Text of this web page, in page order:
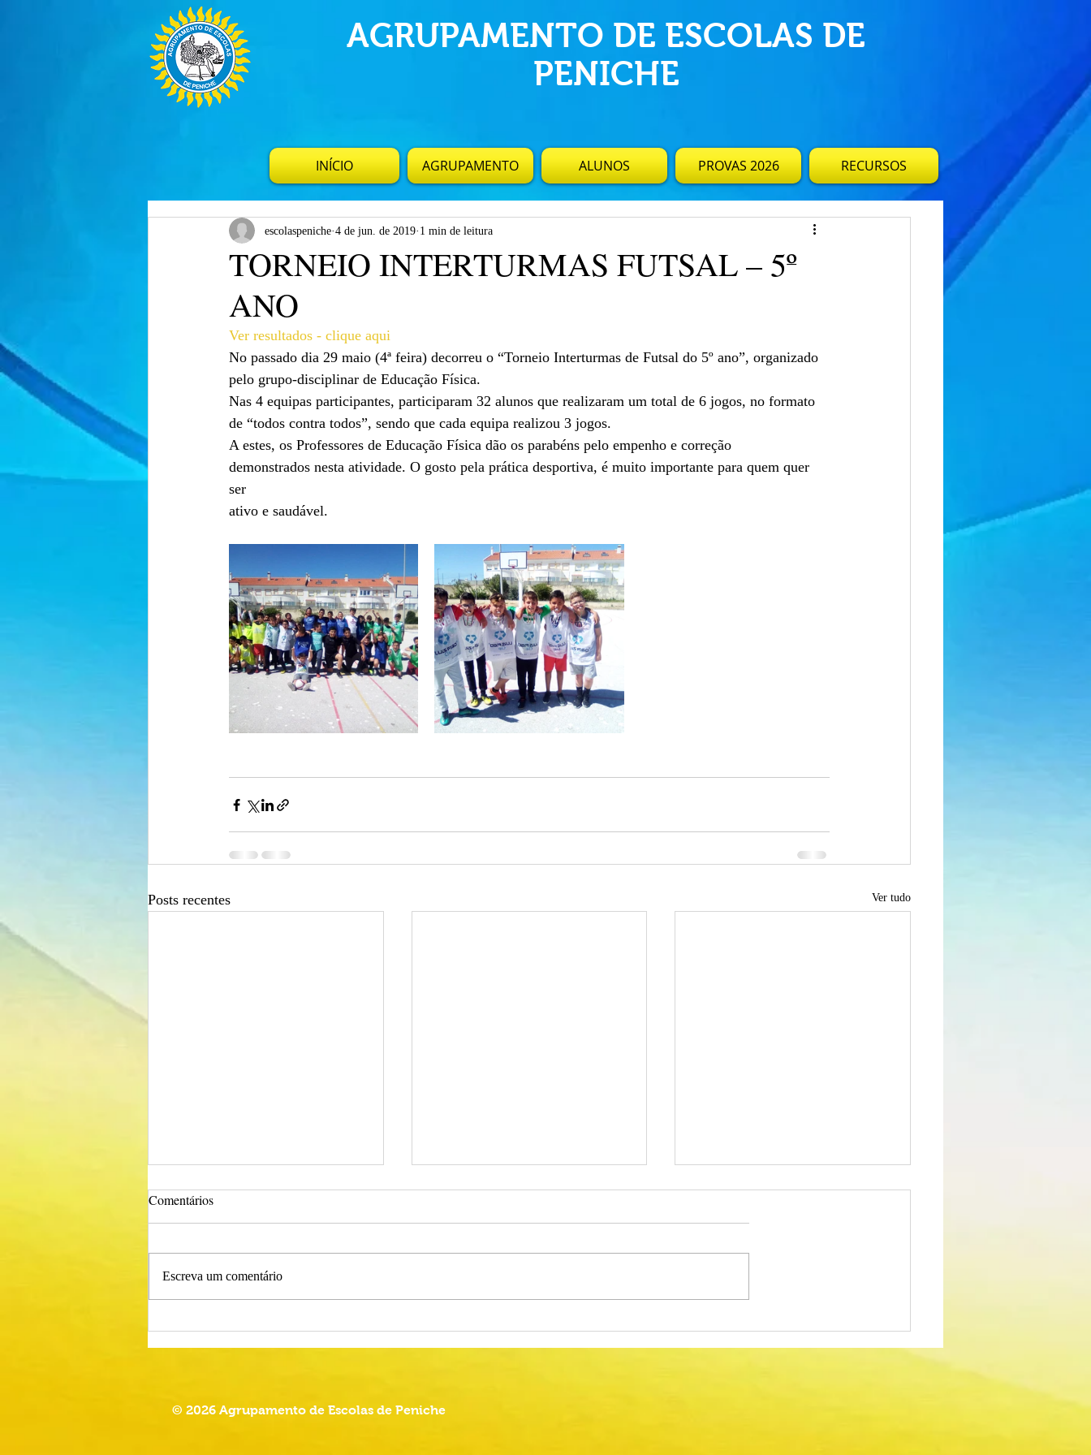
AGRUPAMENTO DE ESCOLAS DE
PENICHE
INÍCIO AGRUPAMENTO ALUNOS PROVAS 2026 RECURSOS
TORNEIO INTERTURMAS FUTSAL – 5º
ANO
escolaspeniche 4 de jun. de 2019 1 min de leitura
Ver resultados - clique aqui
No passado dia 29 maio (4ª feira) decorreu o “Torneio Interturmas de Futsal do 5º ano”, organizado
pelo grupo-disciplinar de Educação Física.
Nas 4 equipas participantes, participaram 32 alunos que realizaram um total de 6 jogos, no formato
de “todos contra todos”, sendo que cada equipa realizou 3 jogos.
A estes, os Professores de Educação Física dão os parabéns pelo empenho e correção
demonstrados nesta atividade. O gosto pela prática desportiva, é muito importante para quem quer
ser
ativo e saudável.
Posts recentes Ver tudo
Procedimento Concursal
Comum para Técnico Superior -
Alteração do calendário das
Provas Finais do Ensino Básico
Procedimento Concursal
Comum para Técnico Superior -
Comentários
Escreva um comentário
© 2026 Agrupamento de Escolas de Peniche